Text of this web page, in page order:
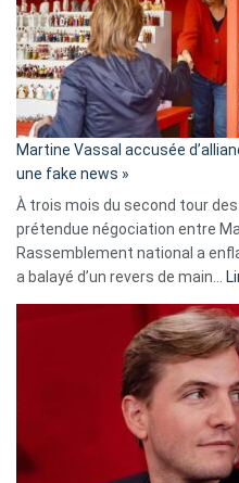
Martine Vassal accusée
une fake news »
À trois mois du second tour
prétendue négociation entre
Rassemblement national a
a balayé d’un revers de main…